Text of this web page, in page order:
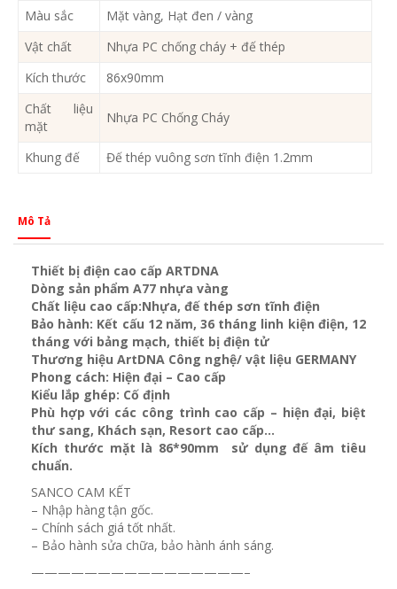
Màu sắc
Mặt vàng, Hạt đen / vàng
Vật chất
Nhựa PC chống cháy + đế thép
Kích thước
86x90mm
Chất liệu
mặt
Nhựa PC Chống Cháy
Khung đế Đế thép vuông sơn tĩnh điện 1.2mm
Mô Tả
Thiết bị điện cao cấp ARTDNA
Dòng sản phẩm A77 nhựa vàng
Chất liệu cao cấp:Nhựa, đế thép sơn tĩnh điện
Bảo hành: Kết cấu 12 năm, 36 tháng linh kiện điện, 12
tháng với bảng mạch, thiết bị điện tử
Thương hiệu ArtDNA Công nghệ/ vật liệu GERMANY
Phong cách: Hiện đại – Cao cấp
Kiểu lắp ghép: Cố định
Phù hợp với các công trình cao cấp – hiện đại, biệt
thư sang, Khách sạn, Resort cao cấp…
Kích thước mặt là 86*90mm sử dụng đế âm tiêu
chuẩn.
SANCO CAM KẾT
– Nhập hàng tận gốc.
– Chính sách giá tốt nhất.
– Bảo hành sửa chữa, bảo hành ánh sáng.
————————————————–